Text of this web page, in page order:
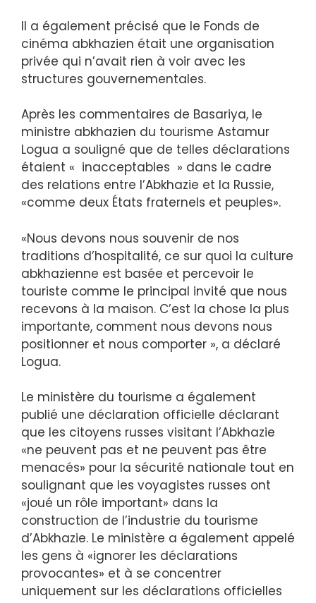
Il a également précisé que le Fonds de
cinéma abkhazien était une organisation
privée qui n’avait rien à voir avec les
structures gouvernementales.
Après les commentaires de Basariya, le
ministre abkhazien du tourisme Astamur
Logua a souligné que de telles déclarations
étaient « inacceptables » dans le cadre
des relations entre l’Abkhazie et la Russie,
«comme deux États fraternels et peuples».
«Nous devons nous souvenir de nos
traditions d’hospitalité, ce sur quoi la culture
abkhazienne est basée et percevoir le
touriste comme le principal invité que nous
recevons à la maison. C’est la chose la plus
importante, comment nous devons nous
positionner et nous comporter », a déclaré
Logua.
Le ministère du tourisme a également
publié une déclaration officielle déclarant
que les citoyens russes visitant l’Abkhazie
«ne peuvent pas et ne peuvent pas être
menacés» pour la sécurité nationale tout en
soulignant que les voyagistes russes ont
«joué un rôle important» dans la
construction de l’industrie du tourisme
d’Abkhazie. Le ministère a également appelé
les gens à «ignorer les déclarations
provocantes» et à se concentrer
uniquement sur les déclarations officielles